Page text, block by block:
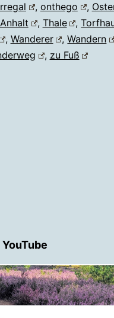
, onthego ,
, Thale ,
, Wanderer ,Wandern
, zu Fuß